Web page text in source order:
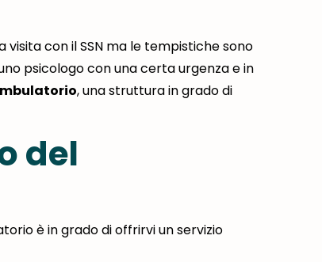
con il SSN ma le tempistiche sono
psicologo con una certa urgenza e in
, una struttura in grado di
del
è in grado di offrirvi un servizio